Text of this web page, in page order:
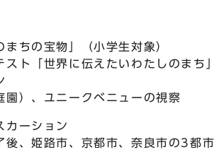
ちの宝物」（小学生対象）
ト「世界に伝えたいわたしのまち
園）、ユニークベニューの視察
ーション
後、姫路市、京都市、奈良市の3都